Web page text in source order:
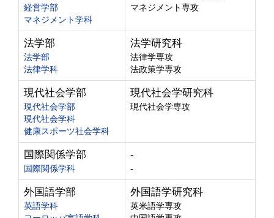
経営学部
マネジメント学科
マネジメント専攻
法学部
法学部
法律学科
法学研究科
法律学専攻
法政策学専攻
現代社会学部
現代社会学部
現代社会学科
健康スポーツ社会学科
現代社会学研究科
現代社会学専攻
国際関係学部
国際関係学科
-
-
外国語学部
英語学科
外国語学研究科
英米語学専攻